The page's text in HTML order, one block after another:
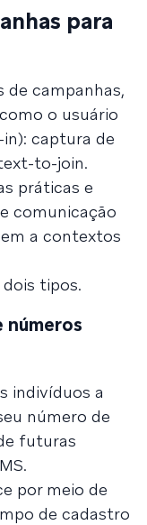
para
de campanhas,
o usuário
captura de
to-join.
práticas e
comunicação
a contextos
tipos.
números
indivíduos a
número de
futuras
por meio de
de cadastro